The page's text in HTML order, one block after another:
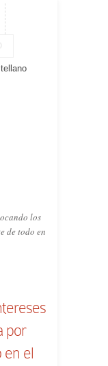
los
de todo en
por
en el